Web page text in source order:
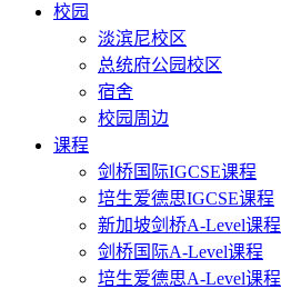
校园
淡滨尼校区
总统府公园校区
宿舍
校园周边
课程
剑桥国际IGCSE课程
培生爱德思IGCSE课程
新加坡剑桥A-Level课程
剑桥国际A-Level课程
培生爱德思A-Level课程